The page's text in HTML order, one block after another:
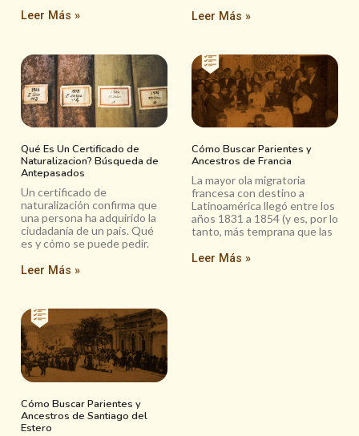
Leer Más »
Leer Más »
Qué Es Un Certificado de
Naturalizacion? Búsqueda de
Antepasados
Un certificado de
naturalización confirma que
una persona ha adquirido la
ciudadanía de un país. Qué
es y cómo se puede pedir.
Leer Más »
Cómo Buscar Parientes y
Ancestros de Francia
La mayor ola migratoria
francesa con destino a
Latinoamérica llegó entre los
años 1831 a 1854 (y es, por lo
tanto, más temprana que las
Leer Más »
Cómo Buscar Parientes y
Ancestros de Santiago del
Estero